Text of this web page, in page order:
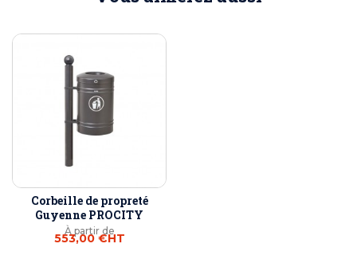
Corbeille de propreté
Guyenne PROCITY
À partir de
553,00 €HT